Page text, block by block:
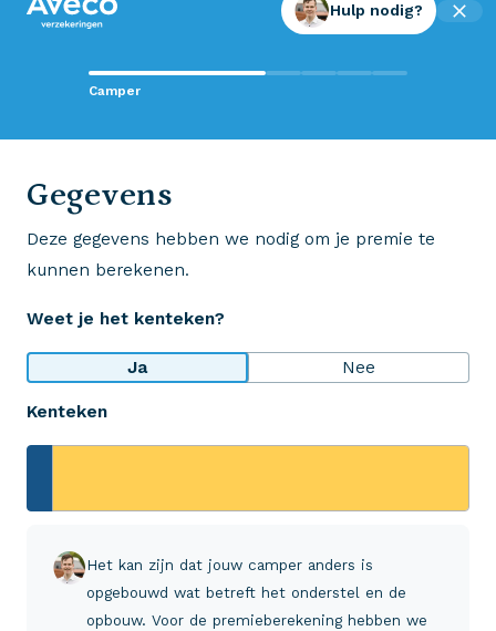
Camper
Hulp nodig?
Gegevens
Deze gegevens hebben we nodig om je premie te
kunnen berekenen.
Weet je het kenteken?
Ja Nee
Kenteken
Het kan zijn dat jouw camper anders is
opgebouwd wat betreft het onderstel en de
opbouw. Voor de premieberekening hebben we
Contact met Aveco?
Wij staan voor je klaar!
Wij krijgen een 8,5!
Op basis van ruim 3.000 reviews
Bekijk wat anderen over ons zeggen
+31 (0)523 - 20 80 30
Verzekeringen